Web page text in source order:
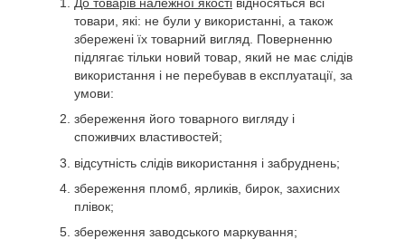
товари, які: не були у використанні, а також
збережені їх товарний вигляд. Поверненню
підлягає тільки новий товар, який не має слідів
використання і не перебував в експлуатації, за
умови:
збереження його товарного вигляду і
споживчих властивостей;
відсутність слідів використання і забруднень;
збереження пломб, ярликів, бирок, захисних
плівок;
збереження заводського маркування;